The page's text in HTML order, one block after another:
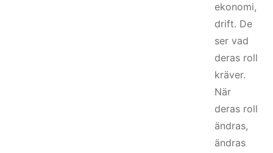
ekonomi,
drift. De
ser vad
deras roll
kräver.
När
deras roll
ändras,
ändras